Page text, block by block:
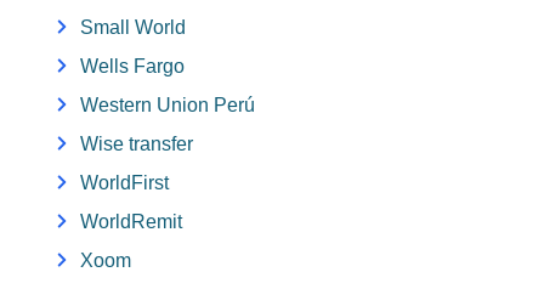
Small World
Wells Fargo
Western Union Perú
Wise transfer
WorldFirst
WorldRemit
Xoom